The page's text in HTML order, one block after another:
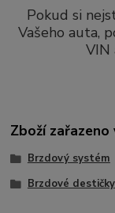
Pokud si
Vašeho auta,
VIN
Zboží
Brzdový systém
Brzdové destičky